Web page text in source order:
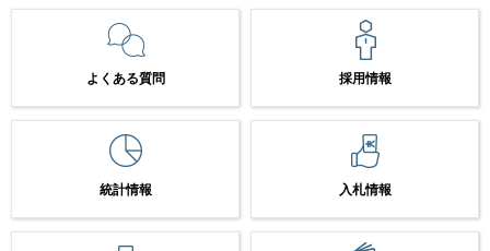
よくある質問 採用情報
統計情報 入札情報